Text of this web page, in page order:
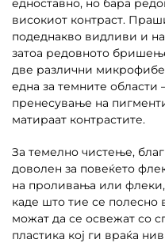
едноставно, но бара
високиот контраст.
подеднакво видливи и
затоа редовното
две различни
една за темните области
пренесување на
матираат контрастите.
За темелно чистење,
доволен за повеќето
на проливања или
каде што тие се полесно
можат да се освежат со
пластика кој ги враќа